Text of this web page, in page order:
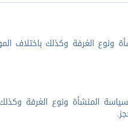
ونوع الغرفة وكذلك باختلاف
المنشأة ونوع الغرفة